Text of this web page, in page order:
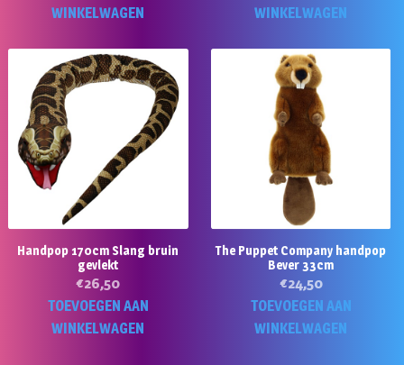
WINKELWAGEN
WINKELWAGEN
Handpop 170cm Slang bruin
gevlekt
€26,50
TOEVOEGEN AAN
WINKELWAGEN
The Puppet Company handpop
Bever 33cm
€24,50
TOEVOEGEN AAN
WINKELWAGEN